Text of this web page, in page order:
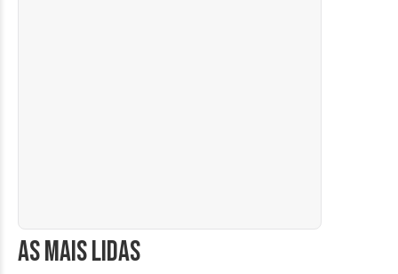
AS MAIS LIDAS